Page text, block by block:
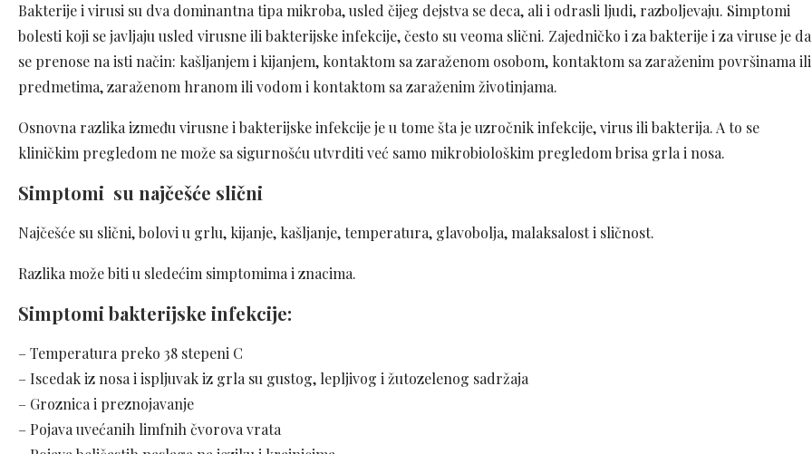
Bakterije i virusi su dva dominantna tipa mikroba, usled čijeg dejstva se deca, ali i odrasli ljudi, razboljevaju. Simptomi
bolesti koji se javljaju usled virusne ili bakterijske infekcije, često su veoma slični. Zajedničko i za bakterije i za viruse je da
se prenose na isti način: kašljanjem i kijanjem, kontaktom sa zaraženom osobom, kontaktom sa zaraženim površinama ili
predmetima, zaraženom hranom ili vodom i kontaktom sa zaraženim životinjama.
Osnovna razlika između virusne i bakterijske infekcije je u tome šta je uzročnik infekcije, virus ili bakterija. A to se
kliničkim pregledom ne može sa sigurnošću utvrditi već samo mikrobiološkim pregledom brisa grla i nosa.
Simptomi su najčešće slični
Najčešće su slični, bolovi u grlu, kijanje, kašljanje, temperatura, glavobolja, malaksalost i sličnost.
Razlika može biti u sledećim simptomima i znacima.
Simptomi bakterijske infekcije:
– Temperatura preko 38 stepeni C
– Iscedak iz nosa i ispljuvak iz grla su gustog, lepljivog i žutozelenog sadržaja
– Groznica i preznojavanje
– Pojava uvećanih limfnih čvorova vrata